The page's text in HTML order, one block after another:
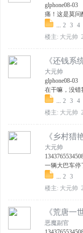
glphone08-03
痛！这是莫问
... 2 3 4
楼主: 大元帅
《还钱系
大元帅
glphone08-03
在干嘛，没
... 2 3 4
楼主: 大元帅
《乡村猎
大元帅
13437655345
一辆大巴车停
... 2 3
楼主: 大元帅
《荒唐一
恶魔副官